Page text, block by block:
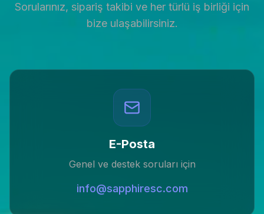
Sorularınız, sipariş takibi ve her türlü iş birliği için
bize ulaşabilirsiniz.
E-Posta
Genel ve destek soruları için
info@sapphiresc.com